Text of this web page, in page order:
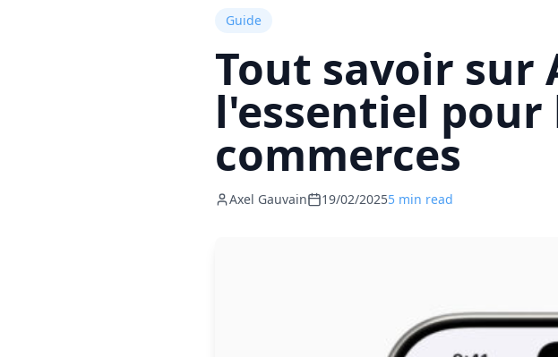
Guide
Tout savoir sur
l'essentiel pour
commerces
Axel Gauvain 19/02/20255 min read